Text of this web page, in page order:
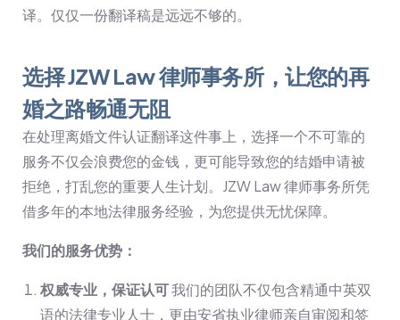
译。仅仅一份翻译稿是远远不够的。
选择 JZW Law 律师事务所，让您的再
婚之路畅通无阻
在处理离婚文件认证翻译这件事上，选择一个不可靠的
服务不仅会浪费您的金钱，更可能导致您的结婚申请被
拒绝，打乱您的重要人生计划。JZW Law 律师事务所凭
借多年的本地法律服务经验，为您提供无忧保障。
我们的服务优势：
权威专业，保证认可我们的团队不仅包含精通中英双
语的法律专业人士，更由安省执业律师亲自审阅和签